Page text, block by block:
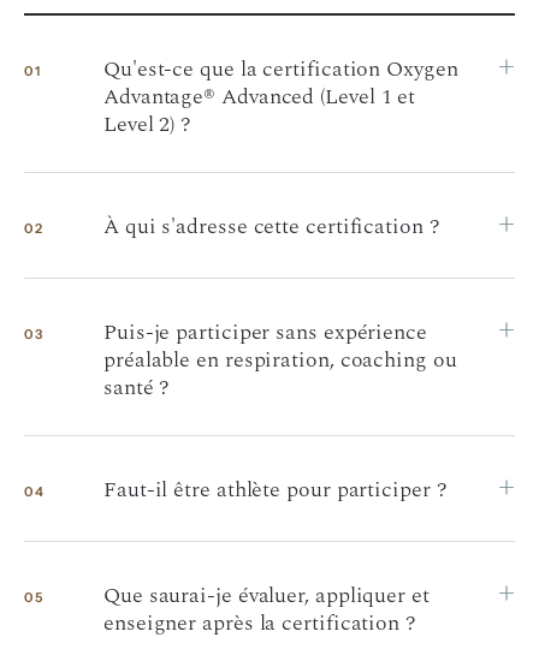
01
Qu'est-ce que la certification Oxygen
Advantage® Advanced (Level 1 et
Level 2) ?
+
02 À qui s'adresse cette certification ? +
03
Puis-je participer sans expérience
préalable en respiration, coaching ou
santé ?
+
04 Faut-il être athlète pour participer ? +
05
Que saurai-je évaluer, appliquer et
enseigner après la certification ?
+